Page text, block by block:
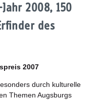
2008, 150
des
2007
durch kulturelle
Themen Augsburgs